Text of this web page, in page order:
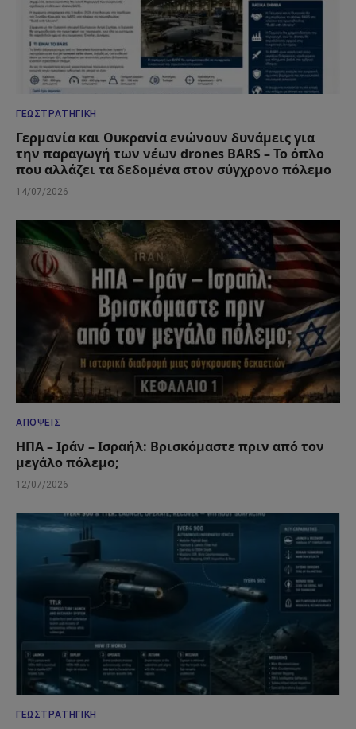
ΓΕΩΣΤΡΑΤΗΓΙΚΉ
Γερμανία και Ουκρανία ενώνουν δυνάμεις για
την παραγωγή των νέων drones BARS – Το όπλο
που αλλάζει τα δεδομένα στον σύγχρονο πόλεμο
14/07/2026
ΑΠΌΨΕΙΣ
ΗΠΑ – Ιράν – Ισραήλ: Βρισκόμαστε πριν από τον
μεγάλο πόλεμο;
12/07/2026
ΓΕΩΣΤΡΑΤΗΓΙΚΉ